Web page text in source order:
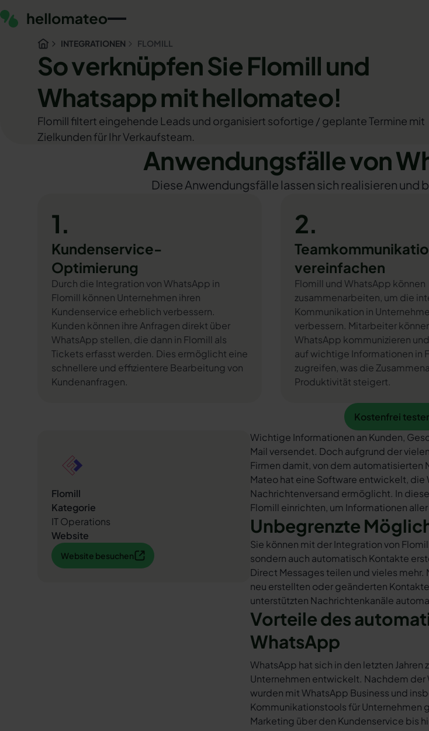
INTEGRATIONEN FLOMILL
So verknüpfen Sie Flomill und
Whatsapp mit hellomateo!
Flomill filtert eingehende Leads und organisiert sofortige / geplante Termine mit
Zielkunden für Ihr Verkaufsteam.
Anwendungsfälle von
Diese Anwendungsfälle lassen sich realisieren und
1.
Kundenservice-
Optimierung
Durch die Integration von WhatsApp in
Flomill können Unternehmen ihren
Kundenservice erheblich verbessern.
Kunden können ihre Anfragen direkt über
WhatsApp stellen, die dann in Flomill als
Tickets erfasst werden. Dies ermöglicht eine
schnellere und effizientere Bearbeitung von
Kundenanfragen.
2.
vereinfachen
Flomill und WhatsApp können
zusammenarbeiten, um die
Kommunikation in
verbessern. Mitarbeiter
WhatsApp kommunizieren
auf wichtige Informationen in
zugreifen, was die
Produktivität steigert.
Kostenfrei testen
Kostenfrei
Flomill
Kategorie
IT Operations
Website
Website besuchen
Website besuchen
Wichtige Informationen an Kunden,
Mail versendet. Doch aufgrund der
Firmen damit, von dem automatisierten
Mateo hat eine Software entwickelt,
Nachrichtenversand ermöglicht. In
Flomill einrichten, um Informationen
Unbegrenzte
Sie können mit der Integration von
sondern auch automatisch Kontakte
Direct Messages teilen und vieles
neu erstellten oder geänderten
unterstützten Nachrichtenkanäle
Vorteile des
WhatsApp
WhatsApp hat sich in den letzten
Unternehmen entwickelt. Nachdem der
wurden mit WhatsApp Business und
Kommunikationstools für Unternehmen
Marketing über den Kundenservice bis